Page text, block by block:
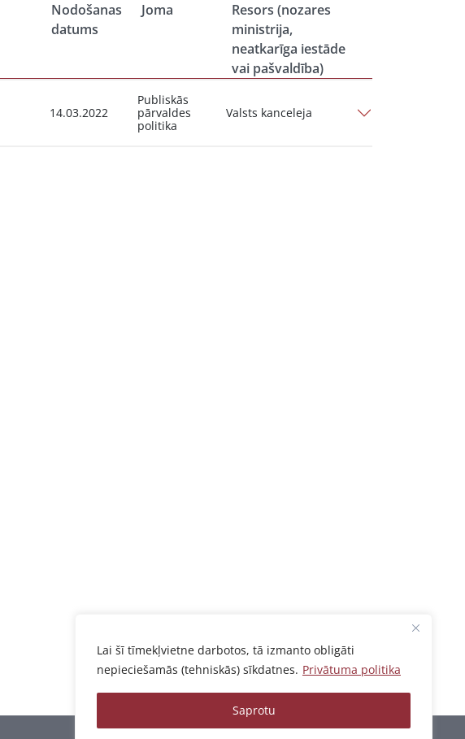
Lai šī tīmekļvietne darbotos, tā izmanto obligāti
nepieciešamās (tehniskās) sīkdatnes. Privātuma politika
Saprotu
Nodošanas
datums
Joma
Resors (nozares
ministrija,
neatkarīga iestāde
vai pašvaldība)
14.03.2022
Publiskās
pārvaldes
politika
Valsts kanceleja